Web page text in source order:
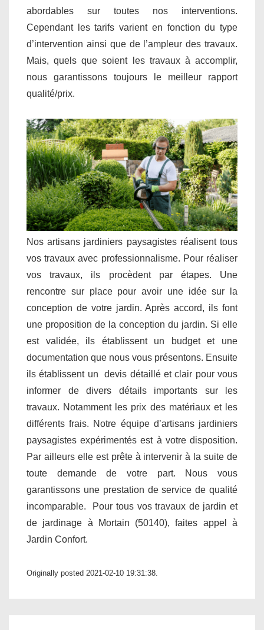
abordables sur toutes nos interventions.
Cependant les tarifs varient en fonction du type
d’intervention ainsi que de l’ampleur des travaux.
Mais, quels que soient les travaux à accomplir,
nous garantissons toujours le meilleur rapport
qualité/prix.
Nos artisans jardiniers paysagistes réalisent tous
vos travaux avec professionnalisme. Pour réaliser
vos travaux, ils procèdent par étapes. Une
rencontre sur place pour avoir une idée sur la
conception de votre jardin. Après accord, ils font
une proposition de la conception du jardin. Si elle
est validée, ils établissent un budget et une
documentation que nous vous présentons. Ensuite
ils établissent un devis détaillé et clair pour vous
informer de divers détails importants sur les
travaux. Notamment les prix des matériaux et les
différents frais. Notre équipe d’artisans jardiniers
paysagistes expérimentés est à votre disposition.
Par ailleurs elle est prête à intervenir à la suite de
toute demande de votre part. Nous vous
garantissons une prestation de service de qualité
incomparable. Pour tous vos travaux de jardin et
de jardinage à Mortain (50140), faites appel à
Jardin Confort.
Originally posted 2021-02-10 19:31:38.